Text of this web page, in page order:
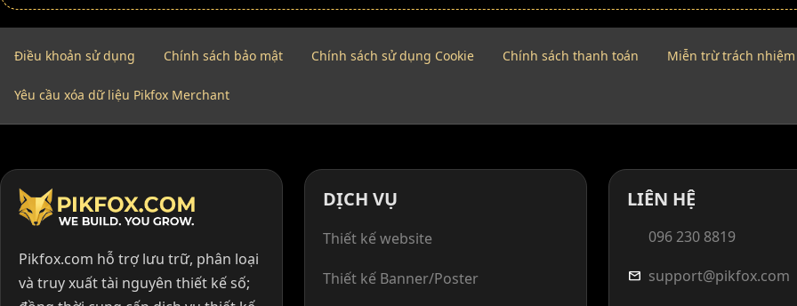
Điều khoản sử dụng Chính sách bảo mật Chính sách sử dụng Cookie Chính sách thanh toán Miễn trừ trách nhiệm
Yêu cầu xóa dữ liệu Pikfox Merchant
Pikfox.com hỗ trợ lưu trữ, phân loại
và truy xuất tài nguyên thiết kế số;
DỊCH VỤ
Thiết kế website
Thiết kế Banner/Poster
LIÊN HỆ
096 230 8819
mail support@pikfox.com